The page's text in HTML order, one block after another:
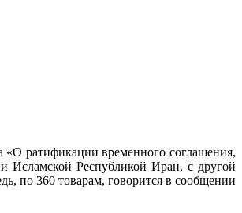
«О ратификации временного соглашения,
Исламской Республикой Иран, с другой
по 360 товарам, говорится в сообщении